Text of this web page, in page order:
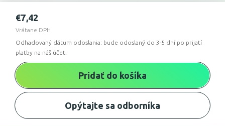
Odhadovaný dátum odoslania: bude odoslaný do 3-5 dní po prijatí
platby na náš účet.
€7,42
Vrátane DPH
Pridať do košíka
Opýtajte sa odborníka